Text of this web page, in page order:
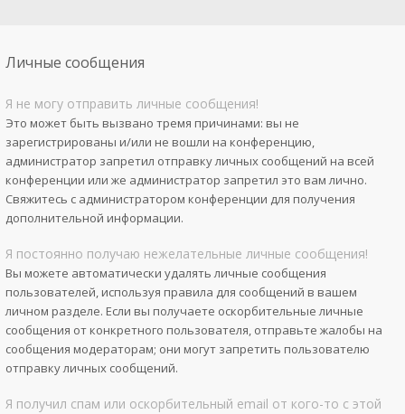
Личные сообщения
Я не могу отправить личные сообщения!
Это может быть вызвано тремя причинами: вы не
зарегистрированы и/или не вошли на конференцию,
администратор запретил отправку личных сообщений на всей
конференции или же администратор запретил это вам лично.
Свяжитесь с администратором конференции для получения
дополнительной информации.
Я постоянно получаю нежелательные личные сообщения!
Вы можете автоматически удалять личные сообщения
пользователей, используя правила для сообщений в вашем
личном разделе. Если вы получаете оскорбительные личные
сообщения от конкретного пользователя, отправьте жалобы на
сообщения модераторам; они могут запретить пользователю
отправку личных сообщений.
Я получил спам или оскорбительный email от кого-то с этой